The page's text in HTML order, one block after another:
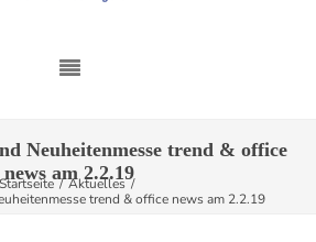
Neuheitenmesse trend & office
news am 2.2.19
Startseite / Aktuelles /
trend & office news am 2.2.19